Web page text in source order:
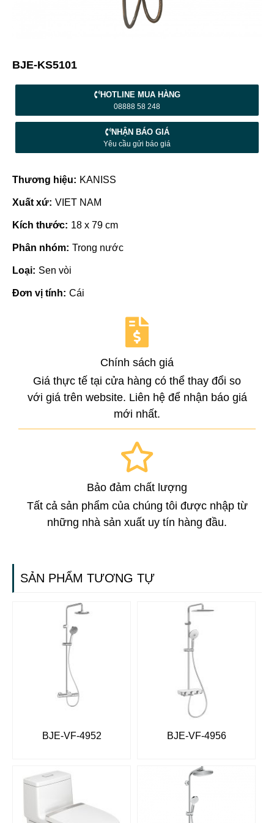
BJE-KS5101
HOTLINE MUA HÀNG
08888 58 248
NHẬN BÁO GIÁ
Yêu cầu gửi báo giá
Thương hiệu: KANISS
Xuất xứ: VIET NAM
Kích thước: 18 x 79 cm
Phân nhóm: Trong nước
Loại: Sen vòi
Đơn vị tính: Cái
Chính sách giá
Giá thực tế tại cửa hàng có thể thay đổi so
với giá trên website. Liên hệ để nhận báo giá
mới nhất.
Bảo đảm chất lượng
Tất cả sản phẩm của chúng tôi được nhập từ
những nhà sản xuất uy tín hàng đầu.
SẢN PHẨM TƯƠNG TỰ
BJE-VF-4952 BJE-VF-4956